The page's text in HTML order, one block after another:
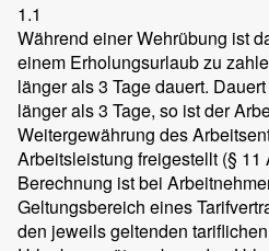
1.1
Während einer Wehrübung ist
einem Erholungsurlaub zu
länger als 3 Tage dauert.
länger als 3 Tage, so ist der
Weitergewährung des
Arbeitsleistung freigestellt (§
Berechnung ist bei
Geltungsbereich eines
den jeweils geltenden